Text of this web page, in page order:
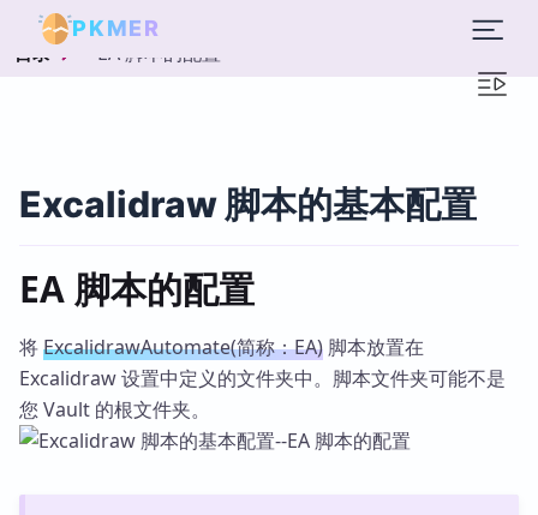
PKMER
目录 EA 脚本的配置
Excalidraw 脚本的基本配置
EA 脚本的配置
将ExcalidrawAutomate(简称：EA) 脚本放置在
Excalidraw 设置中定义的文件夹中。脚本文件夹可能不是
您 Vault 的根文件夹。